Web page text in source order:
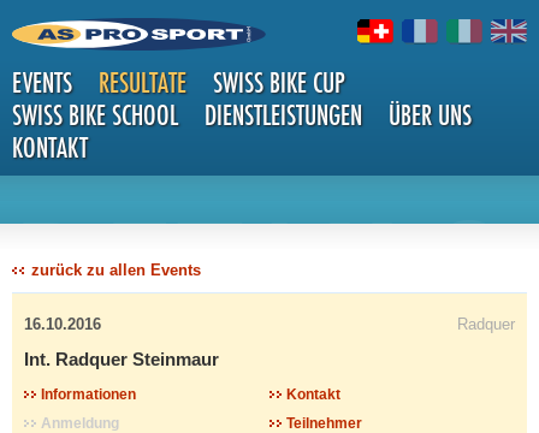
EVENTS RESULTATE
SWISS BIKE CUP
SWISS BIKE SCHOOL
DIENSTLEISTUNGEN
ÜBER UNS
KONTAKT
DETAILS
zurück zu allen Events
16.10.2016 Radquer
Int. Radquer Steinmaur
Informationen
Kontakt
Anmeldung
Teilnehmer